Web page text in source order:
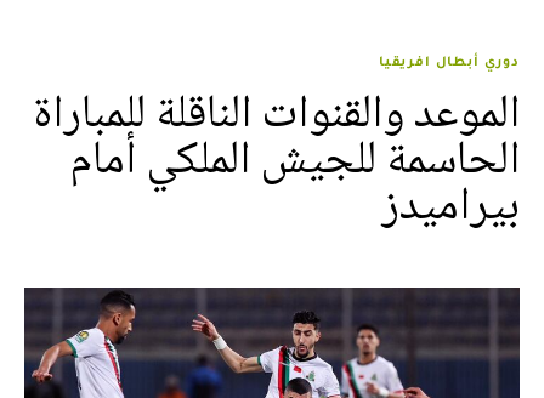
دوري أبطال افريقيا
الموعد والقنوات الناقلة للمباراة
الحاسمة للجيش الملكي أمام
بيراميدز